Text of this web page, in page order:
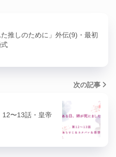
た推しのために」外伝(9)・最初
次の記事
12〜13話・皇帝